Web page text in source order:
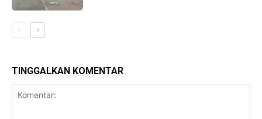
TINGGALKAN KOMENTAR